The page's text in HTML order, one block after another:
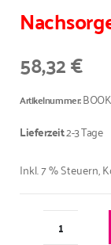
58,32 €
Artikelnummer
Lieferzeit2-3 Tage
Inkl. 7 % Steuern,